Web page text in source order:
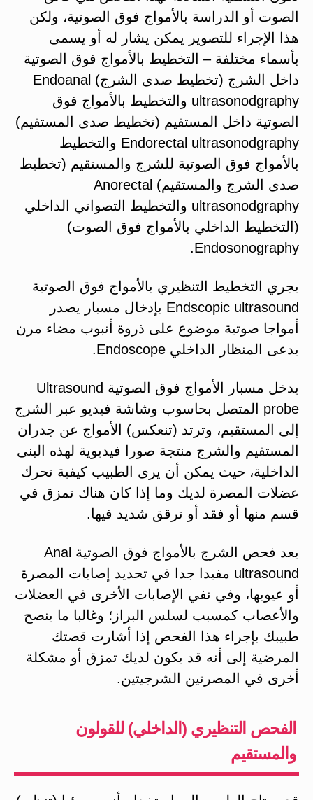
الصوت أو الدراسة بالأمواج فوق الصوتية، ولكن
هذا الإجراء للتصوير يمكن يشار له أو يسمى
بأسماء مختلفة – التخطيط بالأمواج فوق الصوتية
داخل الشرج (تخطيط صدى الشرج) Endoanal
ultrasonodgraphy والتخطيط بالأمواج فوق
الصوتية داخل المستقيم (تخطيط صدى المستقيم)
Endorectal ultrasonodgraphy والتخطيط
بالأمواج فوق الصوتية للشرج والمستقيم (تخطيط
صدى الشرج والمستقيم) Anorectal
ultrasonodgraphy والتخطيط التصواتي الداخلي
(التخطيط الداخلي بالأمواج فوق الصوت)
Endosonography.
يجري التخطيط التنظيري بالأمواج فوق الصوتية
Endscopic ultrasound بإدخال مسبار يصدر
أمواجا صوتية موضوع على ذروة أنبوب مضاء مرن
يدعى المنظار الداخلي Endoscope.
يدخل مسبار الأمواج فوق الصوتية Ultrasound
probe المتصل بحاسوب وشاشة فيديو عبر الشرج
إلى المستقيم، وترتد (تنعكس) الأمواج عن جدران
المستقيم والشرج منتجة صورا فيديوية لهذه البنى
الداخلية، حيث يمكن أن يرى الطبيب كيفية تحرك
عضلات المصرة لديك وما إذا كان هناك تمزق في
قسم منها أو فقد أو ترقق شديد فيها.
يعد فحص الشرج بالأمواج فوق الصوتية Anal
ultrasound مفيدا جدا في تحديد إصابات المصرة
أو عيوبها، وفي نفي الإصابات الأخرى في العضلات
والأعصاب كمسبب لسلس البراز؛ وغالبا ما ينصح
طبيبك بإجراء هذا الفحص إذا أشارت قصتك
المرضية إلى أنه قد يكون لديك تمزق أو مشكلة
أخرى في المصرتين الشرجيتين.
الفحص التنظيري (الداخلي) للقولون
والمستقيم